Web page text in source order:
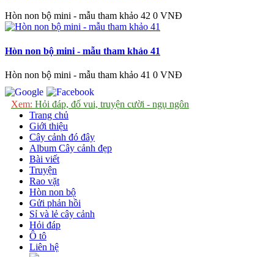
Hòn non bộ mini - mẫu tham khảo 42 0 VNĐ
Hòn non bộ mini - mẫu tham khảo 41
Hòn non bộ mini - mẫu tham khảo 41 0 VNĐ
Xem: Hỏi đáp, đố vui, truyện cười - ngụ ngôn
Trang chủ
Giới thiệu
Cây cảnh đó đây
Album Cây cảnh đẹp
Bài viết
Truyện
Rao vặt
Hòn non bộ
Gửi phản hồi
Sỉ và lẻ cây cảnh
Hỏi đáp
Ô tô
Liên hệ